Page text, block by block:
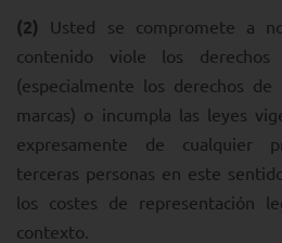
(2) Usted se compromete a
contenido viole los derechos
(especialmente los derechos
marcas) o incumpla las leyes
expresamente de cualquier
terceras personas en este
los costes de representación
contexto.